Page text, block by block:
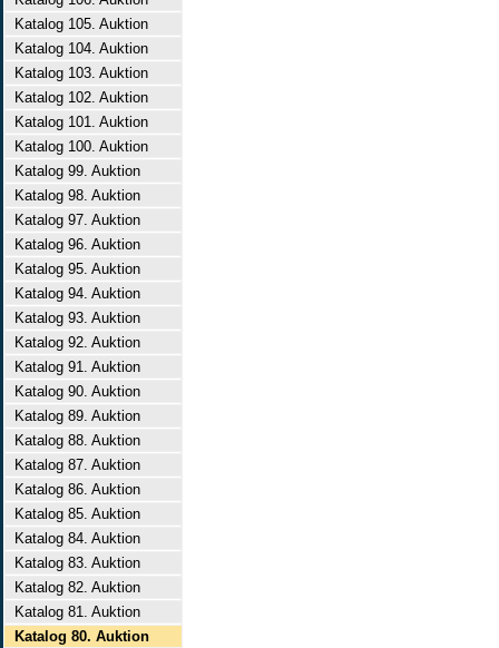
Katalog 105. Auktion
Katalog 104. Auktion
Katalog 103. Auktion
Katalog 102. Auktion
Katalog 101. Auktion
Katalog 100. Auktion
Katalog 99. Auktion
Katalog 98. Auktion
Katalog 97. Auktion
Katalog 96. Auktion
Katalog 95. Auktion
Katalog 94. Auktion
Katalog 93. Auktion
Katalog 92. Auktion
Katalog 91. Auktion
Katalog 90. Auktion
Katalog 89. Auktion
Katalog 88. Auktion
Katalog 87. Auktion
Katalog 86. Auktion
Katalog 85. Auktion
Katalog 84. Auktion
Katalog 83. Auktion
Katalog 82. Auktion
Katalog 81. Auktion
Katalog 80. Auktion